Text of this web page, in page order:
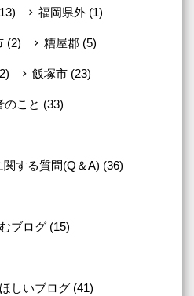
福岡県外 (1)
(2) 糟屋郡 (5)
飯塚市 (23)
のこと (33)
関する質問(Q＆A) (36)
ブログ (15)
しいブログ (41)